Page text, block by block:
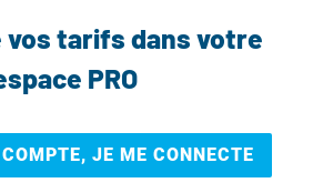
vos tarifs dans votre
PRO
JE ME CONNECTE